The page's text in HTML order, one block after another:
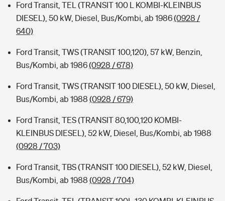
Ford Transit, TEL (TRANSIT 100 L KOMBI-KLEINBUS
DIESEL), 50 kW, Diesel, Bus/Kombi, ab 1986(0928 /
640)
Ford Transit, TWS (TRANSIT 100,120), 57 kW, Benzin,
Bus/Kombi, ab 1986(0928 / 678)
Ford Transit, TWS (TRANSIT 100 DIESEL), 50 kW, Diesel,
Bus/Kombi, ab 1988 (0928 / 679)
Ford Transit, TES (TRANSIT 80,100,120 KOMBI-
KLEINBUS DIESEL), 52 kW, Diesel, Bus/Kombi, ab 1988
(0928 / 703)
Ford Transit, TBS (TRANSIT 100 DIESEL), 52 kW, Diesel,
Bus/Kombi, ab 1988 (0928 / 704)